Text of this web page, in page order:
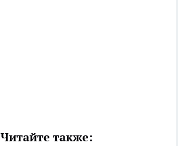
Читайте также: